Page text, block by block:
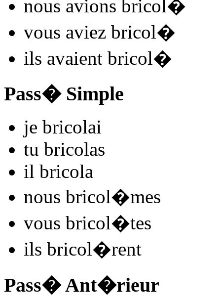
nous avions bricol�
vous aviez bricol�
ils avaient bricol�
Pass� Simple
je bricolai
tu bricolas
il bricola
nous bricol�mes
vous bricol�tes
ils bricol�rent
Pass� Ant�rieur